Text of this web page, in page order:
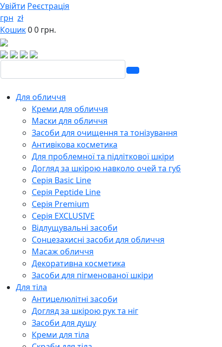
Увійти Реєстрація
грн zł
Кошик00 грн.
Для обличчя
Креми для обличчя
Маски для обличчя
Засоби для очищення та тонізування
Антивікова косметика
Для проблемної та підліткової шкіри
Догляд за шкірою навколо очей та губ
Серія Basic Line
Серія Peptide Line
Серія Premium
Серія EXCLUSIVE
Відлущувальні засоби
Сонцезахисні засоби для обличчя
Масаж обличчя
Декоративна косметика
Засоби для пігменованої шкіри
Для тіла
Антицелюлітні засоби
Догляд за шкірою рук та ніг
Засоби для душу
Креми для тіла